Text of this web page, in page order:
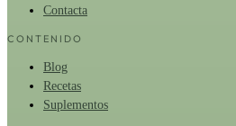
Contacta
CONTENIDO
Blog
Recetas
Suplementos